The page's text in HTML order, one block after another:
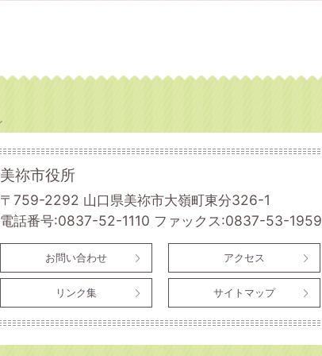
美祢市役所
〒759-2292 山口県美祢市大嶺町東分326-1
電話番号:0837-52-1110 ファックス:0837-53-1959
お問い合わせ アクセス
リンク集 サイトマップ